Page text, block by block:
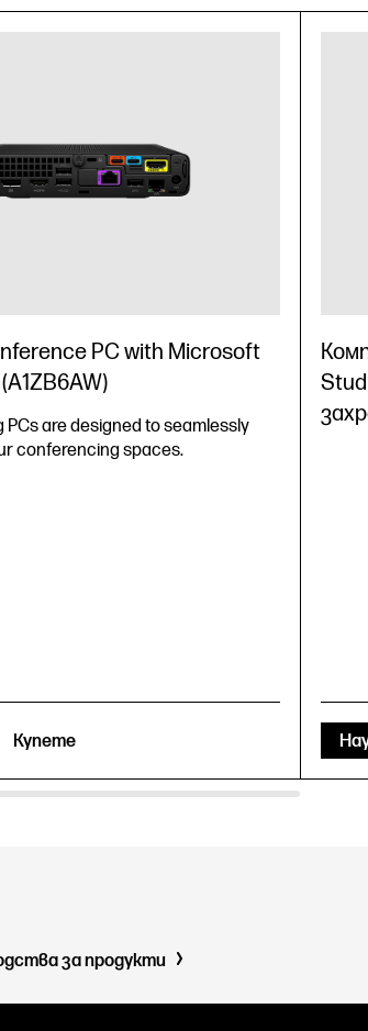
PC with Microsoft
PCs are designed to seamlessly
conferencing spaces.
Купете
за продукти